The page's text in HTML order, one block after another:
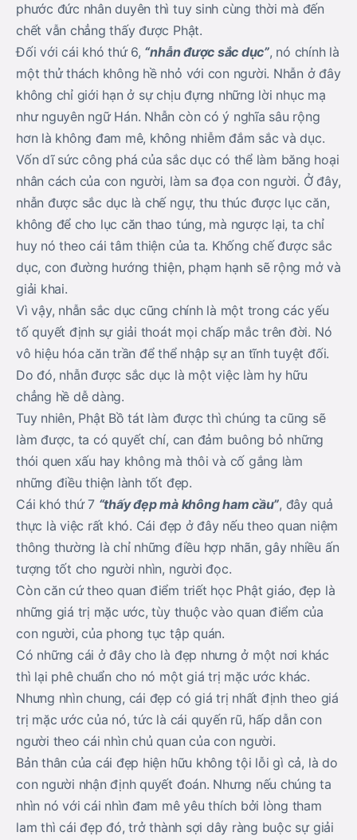
phước đức nhân duyên thì tuy sinh cùng thời mà đến
chết vẫn chẳng thấy được Phật.
Đối với cái khó thứ 6, “nhẫn được sắc dục”, nó chính là
một thử thách không hề nhỏ với con người. Nhẫn ở đây
không chỉ giới hạn ở sự chịu đựng những lời nhục mạ
như nguyên ngữ Hán. Nhẫn còn có ý nghĩa sâu rộng
hơn là không đam mê, không nhiễm đắm sắc và dục.
Vốn dĩ sức công phá của sắc dục có thể làm băng hoại
nhân cách của con người, làm sa đọa con người. Ở đây,
nhẫn được sắc dục là chế ngự, thu thúc được lục căn,
không để cho lục căn thao túng, mà ngược lại, ta chỉ
huy nó theo cái tâm thiện của ta. Khống chế được sắc
dục, con đường hướng thiện, phạm hạnh sẽ rộng mở và
giải khai.
Vì vậy, nhẫn sắc dục cũng chính là một trong các yếu
tố quyết định sự giải thoát mọi chấp mắc trên đời. Nó
vô hiệu hóa căn trần để thể nhập sự an tĩnh tuyệt đối.
Do đó, nhẫn được sắc dục là một việc làm hy hữu
chẳng hề dễ dàng.
Tuy nhiên, Phật Bồ tát làm được thì chúng ta cũng sẽ
làm được, ta có quyết chí, can đảm buông bỏ những
thói quen xấu hay không mà thôi và cố gắng làm
những điều thiện lành tốt đẹp.
Cái khó thứ 7 “thấy đẹp mà không ham cầu”, đây quả
thực là việc rất khó. Cái đẹp ở đây nếu theo quan niệm
thông thường là chỉ những điều hợp nhãn, gây nhiều ấn
tượng tốt cho người nhìn, người đọc.
Còn căn cứ theo quan điểm triết học Phật giáo, đẹp là
những giá trị mặc ước, tùy thuộc vào quan điểm của
con người, của phong tục tập quán.
Có những cái ở đây cho là đẹp nhưng ở một nơi khác
thì lại phê chuẩn cho nó một giá trị mặc ước khác.
Nhưng nhìn chung, cái đẹp có giá trị nhất định theo giá
trị mặc ước của nó, tức là cái quyến rũ, hấp dẫn con
người theo cái nhìn chủ quan của con người.
Bản thân của cái đẹp hiện hữu không tội lỗi gì cả, là do
con người nhận định quyết đoán. Nhưng nếu chúng ta
nhìn nó với cái nhìn đam mê yêu thích bởi lòng tham
lam thì cái đẹp đó, trở thành sợi dây ràng buộc sự giải